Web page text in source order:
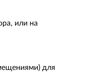
или на
для